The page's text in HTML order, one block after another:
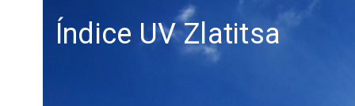
Índice UV Zlatitsa